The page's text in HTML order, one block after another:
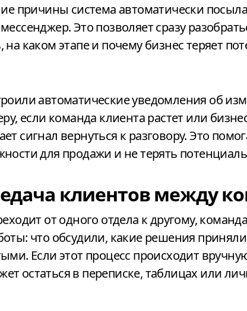
причины система автоматически
Это позволяет сразу
каком этапе и почему бизнес теряет
автоматические уведомления об
если команда клиента растет или
сигнал вернуться к разговору. Это
для продажи и не терять
клиентов между
от одного отдела к другому,
что обсудили, какие решения
Если этот процесс происходит
остаться в переписке, таблицах или